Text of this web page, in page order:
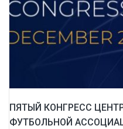
ПЯТЫЙ КОНГРЕСС
ФУТБОЛЬНОЙ